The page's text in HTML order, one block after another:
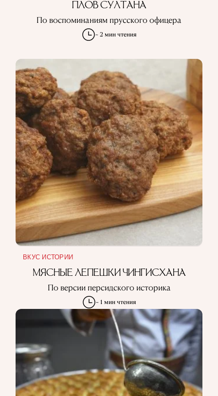
ПЛОВ СУЛТАНА
По воспоминаниям прусского офицера
~ 2 мин чтения
ВКУС ИСТОРИИ
МЯСНЫЕ ЛЕПЕШКИ ЧИНГИСХАНА
По версии персидского историка
~ 1 мин чтения